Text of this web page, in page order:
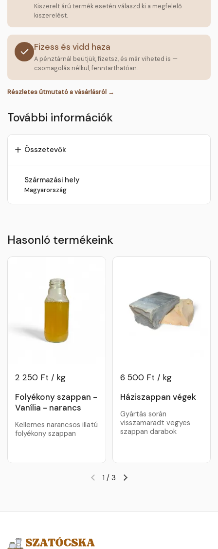
Kiszerelt árú termék esetén válaszd ki a megfelelő
kiszerelést.
Fizess és vidd haza
A pénztárnál beütjük, fizetsz, és már viheted is —
csomagolás nélkül, fenntarthatóan.
Részletes útmutató a vásárlásról →
További információk
Összetevők
Származási hely
Magyarország
Hasonló termékeink
2 250 Ft / kg
Folyékony szappan -
Vanília - narancs
Kellemes narancsos illatú
folyékony szappan
6 500 Ft / kg
Háziszappan végek
Gyártás során
visszamaradt vegyes
szappan darabok
1 / 3